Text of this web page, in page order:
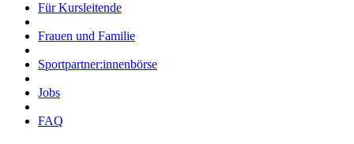
Für Kursleitende
Frauen und Familie
Sportpartner:innenbörse
Jobs
FAQ